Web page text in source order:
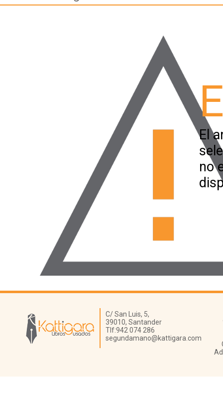
El
no
Librería Kattigara
C/ San Luis, 5,
39010, Santander
Tlf:942 074 286
segundamano@kattigara.com